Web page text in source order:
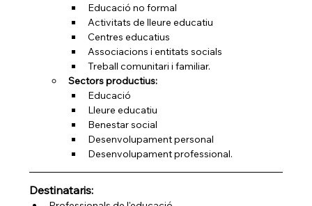
Educació no formal
Activitats de lleure educatiu
Centres educatius
Associacions i entitats socials
Treball comunitari i familiar.
Sectors productius:
Educació
Lleure educatiu
Benestar social
Desenvolupament personal
Desenvolupament professional.
Destinataris: